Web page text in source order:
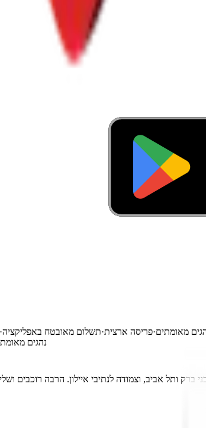
תשלום מאובטח פריסה ארצית· נהגים מאומתים·
·
נהגים
ותל אביב, וצמודה לנתיבי איילון. הרבה רוכבים